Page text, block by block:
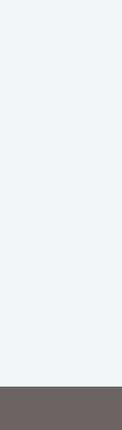
de
colecțiile